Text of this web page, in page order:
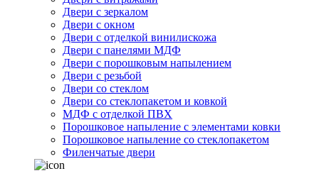
Двери с зеркалом
Двери с окном
Двери с отделкой винилискожа
Двери с панелями МДФ
Двери с порошковым напылением
Двери с резьбой
Двери со стеклом
Двери со стеклопакетом и ковкой
МДФ с отделкой ПВХ
Порошковое напыление с элементами ковки
Порошковое напыление со стеклопакетом
Филенчатые двери